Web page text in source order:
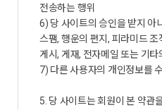
전송하는 행위
6) 당 사이트의 승인을 받지 아
스팸, 행운의 편지, 피라미드
게시, 게재, 전자메일 또는 기타
7) 다른 사용자의 개인정보를
5. 당 사이트는 회원이 본 약관